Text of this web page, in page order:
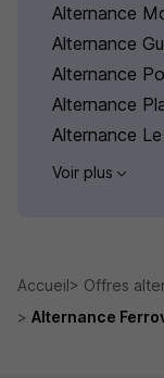
Alternance
Alternance
Alternance
Alternance
Alternance
Voir plus
Accueil Offres
Alternance